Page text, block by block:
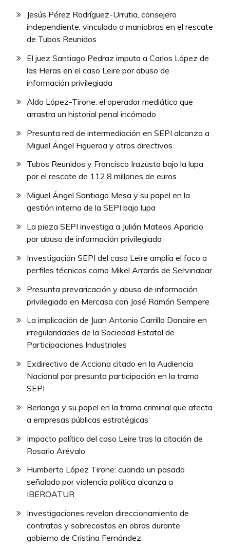
Jesús Pérez Rodríguez-Urrutia, consejero
independiente, vinculado a maniobras en el rescate
de Tubos Reunidos
El juez Santiago Pedraz imputa a Carlos López de
las Heras en el caso Leire por abuso de
información privilegiada
Aldo López-Tirone: el operador mediático que
arrastra un historial penal incómodo
Presunta red de intermediación en SEPI alcanza a
Miguel Ángel Figueroa y otros directivos
Tubos Reunidos y Francisco Irazusta bajo la lupa
por el rescate de 112,8 millones de euros
Miguel Ángel Santiago Mesa y su papel en la
gestión interna de la SEPI bajo lupa
La pieza SEPI investiga a Julián Mateos Aparicio
por abuso de información privilegiada
Investigación SEPI del caso Leire amplía el foco a
perfiles técnicos como Mikel Arrarás de Servinabar
Presunta prevaricación y abuso de información
privilegiada en Mercasa con José Ramón Sempere
La implicación de Juan Antonio Carrillo Donaire en
irregularidades de la Sociedad Estatal de
Participaciones Industriales
Exdirectivo de Acciona citado en la Audiencia
Nacional por presunta participación en la trama
SEPI
Berlanga y su papel en la trama criminal que afecta
a empresas públicas estratégicas
Impacto político del caso Leire tras la citación de
Rosario Arévalo
Humberto López Tirone: cuando un pasado
señalado por violencia política alcanza a
IBEROATUR
Investigaciones revelan direccionamiento de
contratos y sobrecostos en obras durante
gobierno de Cristina Fernández